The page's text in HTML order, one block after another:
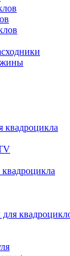
квадроцикла